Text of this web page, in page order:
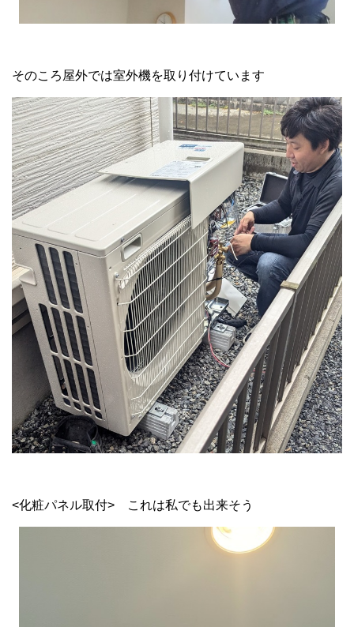
そのころ屋外では室外機を取り付けています
<化粧パネル取付> これは私でも出来そう